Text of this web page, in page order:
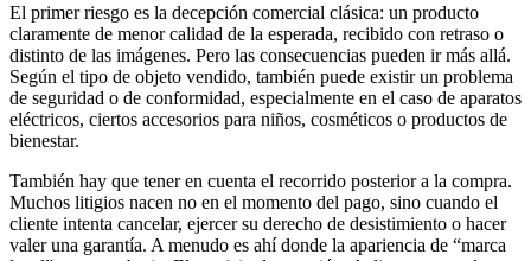
El primer riesgo es la decepción comercial clásica: un producto
claramente de menor calidad de la esperada, recibido con retraso o
distinto de las imágenes. Pero las consecuencias pueden ir más allá.
Según el tipo de objeto vendido, también puede existir un problema
de seguridad o de conformidad, especialmente en el caso de aparatos
eléctricos, ciertos accesorios para niños, cosméticos o productos de
bienestar.
También hay que tener en cuenta el recorrido posterior a la compra.
Muchos litigios nacen no en el momento del pago, sino cuando el
cliente intenta cancelar, ejercer su derecho de desistimiento o hacer
valer una garantía. A menudo es ahí donde la apariencia de “marca